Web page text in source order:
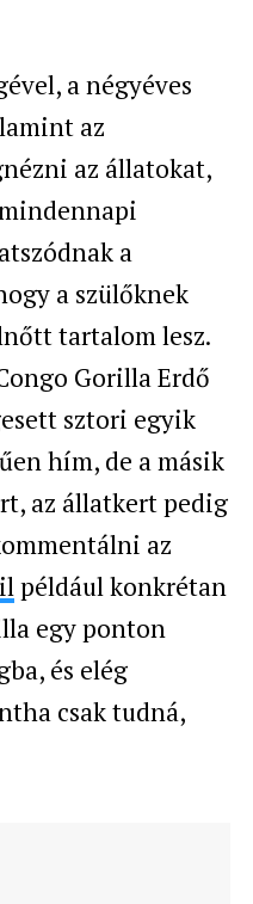
a négyéves
az
az állatokat,
a
a szülőknek
tartalom lesz.
Gorilla Erdő
sztori egyik
hím, de a másik
az állatkert pedig
az
például konkrétan
egy ponton
és elég
csak tudná,